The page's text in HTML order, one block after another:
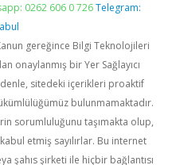
0262 606 0 726 Telegram:
gereğince Bilgi Teknolojileri
onaylanmış bir Yer Sağlayıcı
sitedeki içerikleri proaktif
bulunmamaktadır.
sorumluluğunu taşımakta olup,
etmiş sayılırlar. Bu internet
şahıs şirketi ile hiçbir bağlantısı